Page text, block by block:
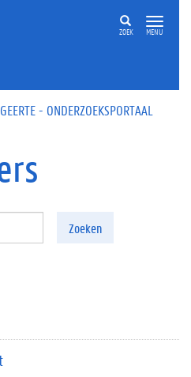
ZOEK MENU
- ONDERZOEKSPORTAAL
Zoeken